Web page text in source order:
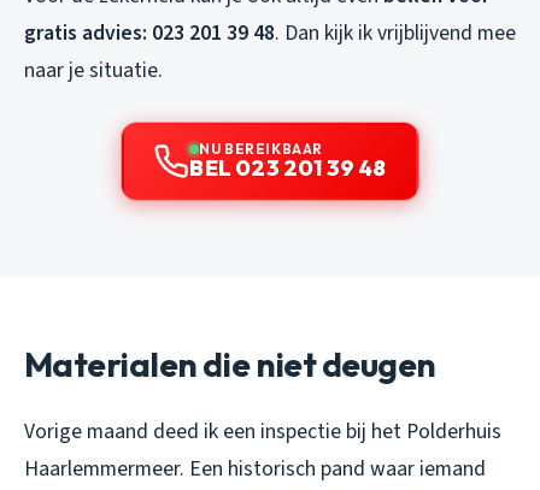
gratis advies: 023 201 39 48. Dan kijk ik vrijblijvend mee
naar je situatie.
NU BEREIKBAAR
BEL 023 201 39 48
Materialen die niet deugen
Vorige maand deed ik een inspectie bij het Polderhuis
Haarlemmermeer. Een historisch pand waar iemand